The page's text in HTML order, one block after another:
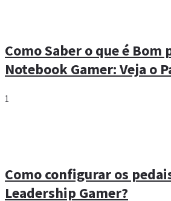
Como Saber o que é Bom
Notebook Gamer: Veja o
1
Como configurar os
Leadership Gamer?